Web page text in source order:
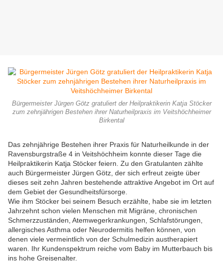
Bürgermeister Jürgen Götz gratuliert der Heilpraktikerin Katja Stöcker
zum zehnjährigen Bestehen ihrer Naturheilpraxis im Veitshöchheimer
Birkental
Das zehnjährige Bestehen ihrer Praxis für Naturheilkunde in der
Ravensburgstraße 4 in Veitshöchheim konnte dieser Tage die
Heilpraktikerin Katja Stöcker feiern. Zu den Gratulanten zählte
auch Bürgermeister Jürgen Götz, der sich erfreut zeigte über
dieses seit zehn Jahren bestehende attraktive Angebot im Ort auf
dem Gebiet der Gesundheitsfürsorge.
Wie ihm Stöcker bei seinem Besuch erzählte, habe sie im letzten
Jahrzehnt schon vielen Menschen mit Migräne, chronischen
Schmerzzuständen, Atemwegerkrankungen, Schlafstörungen,
allergisches Asthma oder Neurodermitis helfen können, von
denen viele vermeintlich von der Schulmedizin austherapiert
waren. Ihr Kundenspektrum reiche vom Baby im Mutterbauch bis
ins hohe Greisenalter.